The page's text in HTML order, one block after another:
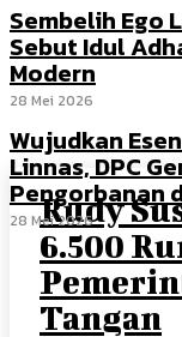
Sembelih Ego
Sebut Idul
Modern
28 Mei 2026
Wujudkan
Linnas, DPC
Pengorbanan
28 Mei 2026
Rudy
6.500
Tangan